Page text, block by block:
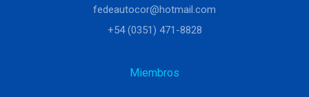
fedeautocor@hotmail.com
+54 (0351) 471-8828
Miembros